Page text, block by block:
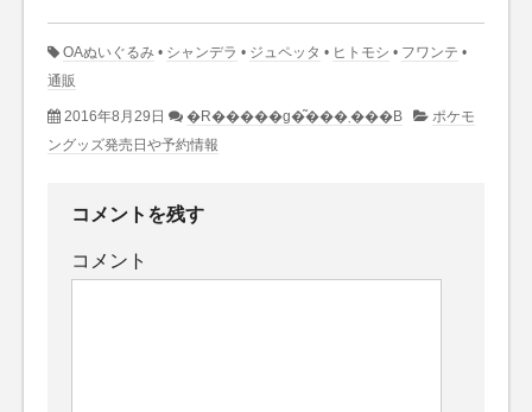
OAぬいぐるみ • シャンデラ • ジュペッタ • ヒトモシ • フワンテ •
通販
2016年8月29日 �R�����g�͂���܂���B
ポケモ
ングッズ発売日や予約情報
コメントを残す
コメント